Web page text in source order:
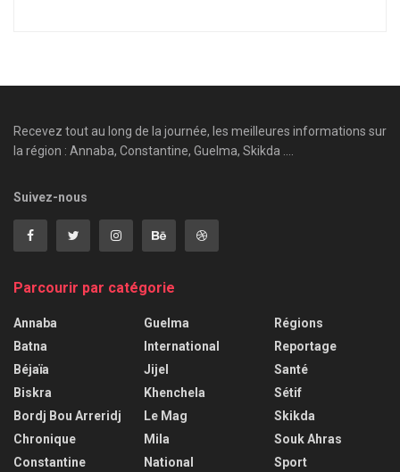
Recevez tout au long de la journée, les meilleures informations sur
la région : Annaba, Constantine, Guelma, Skikda ....
Suivez-nous
Parcourir par catégorie
Annaba
Batna
Béjaïa
Biskra
Bordj Bou Arreridj
Chronique
Constantine
Guelma
International
Jijel
Khenchela
Le Mag
Mila
National
Régions
Reportage
Santé
Sétif
Skikda
Souk Ahras
Sport